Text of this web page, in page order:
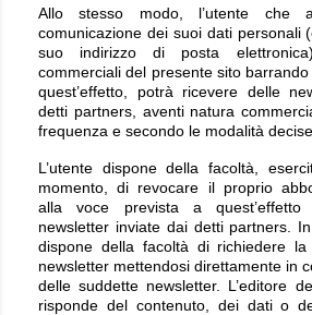
Allo stesso modo, l’utente che
comunicazione dei suoi dati personali
suo indirizzo di posta
commerciali del presente sito
quest’effetto, potrà ricevere delle
detti partners, aventi natura
frequenza e secondo le modalità
L’utente dispone della facoltà,
momento, di revocare il proprio
alla voce prevista a
newsletter inviate dai detti partners.
dispone della facoltà di richiedere la
newsletter mettendosi direttamente in
delle suddette newsletter. L’editore
risponde del contenuto, dei dati o